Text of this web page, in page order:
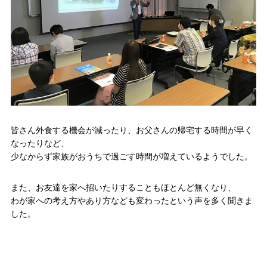
皆さん外食する機会が減ったり、お父さんの帰宅する時間が早く
なったりなど、
少なからず家族がおうちで過ごす時間が増えているようでした。
また、お友達を家へ招いたりすることもほとんど無くなり、
わが家への考え方やあり方なども変わったという声を多く聞きま
した。